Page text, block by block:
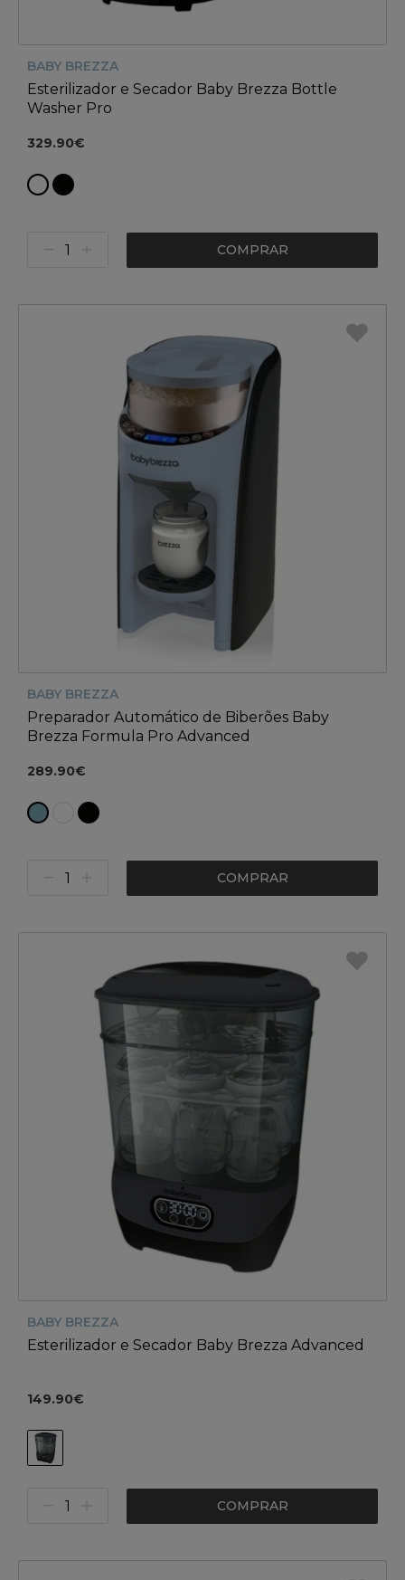
BABY BREZZA
Esterilizador e Secador Baby Brezza Bottle
Washer Pro
329.90€
COMPRAR
BABY BREZZA
Preparador Automático de Biberões Baby
Brezza Formula Pro Advanced
289.90€
COMPRAR
BABY BREZZA
Esterilizador e Secador Baby Brezza Advanced
149.90€
COMPRAR